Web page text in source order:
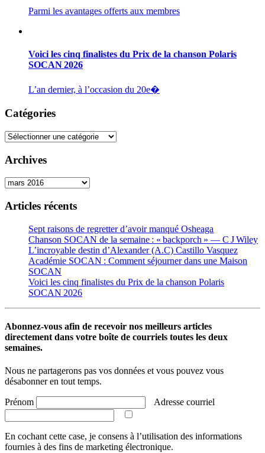
Parmi les avantages offerts aux membres
Voici les cinq finalistes du Prix de la chanson Polaris
SOCAN 2026
L’an dernier, à l’occasion du 20e�
Catégories
Catégories
Archives
Archives
Articles récents
Sept raisons de regretter d’avoir manqué Osheaga
Chanson SOCAN de la semaine : « backporch » — C J Wiley
L’incroyable destin d’Alexander (A.C) Castillo Vasquez
Académie SOCAN : Comment séjourner dans une Maison
SOCAN
Voici les cinq finalistes du Prix de la chanson Polaris
SOCAN 2026
Abonnez-vous afin de recevoir nos meilleurs articles
directement dans votre boîte de courriels toutes les deux
semaines.
Nous ne partagerons pas vos données et vous pouvez vous
désabonner en tout temps.
Prénom Adresse courriel
En cochant cette case, je consens à l’utilisation des informations
fournies à des fins de marketing électronique.